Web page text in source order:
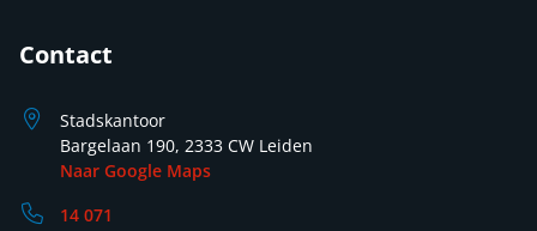
Contact
Stadskantoor
Bargelaan 190, 2333 CW Leiden
Naar Google Maps
14 071